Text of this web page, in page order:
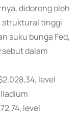
didorong oleh
struktural tinggi
suku bunga Fed,
dalam
level
level